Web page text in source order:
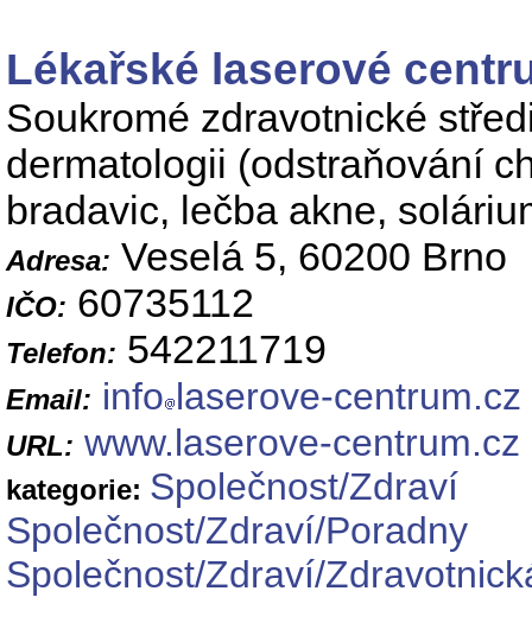
Lékařské laserové
Soukromé zdravotnické
dermatologii (odstraňování
bradavic, lečba akne,
Adresa: Veselá 5, 60200 Brno
IČO: 60735112
Telefon: 542211719
Email: info laserove-centrum.cz
URL: www.laserove-centrum.cz
kategorie: Společnost/Zdraví
Společnost/Zdraví/Poradny
Společnost/Zdraví/